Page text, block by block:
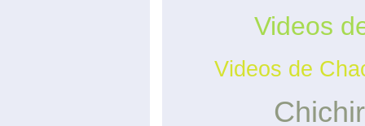
Videos
Videos de